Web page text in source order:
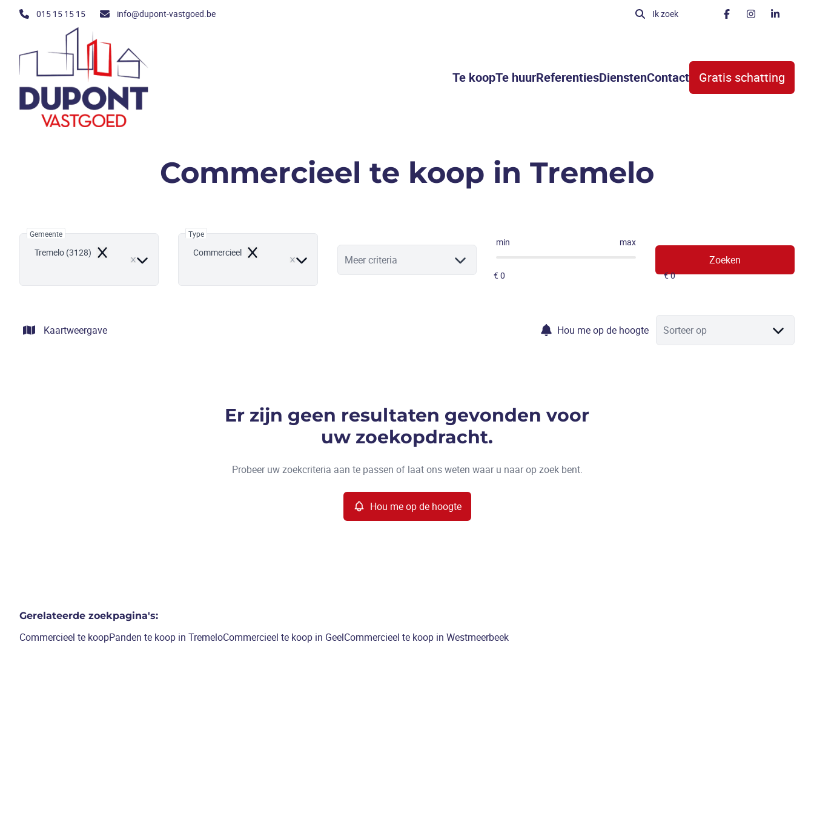
Ga naar hoofdinhoud
015 15 15 15 info@dupont-vastgoed.be Ik zoek
Te koopTe huurReferentiesDienstenContact Gratis schatting
Commercieel te koop in Tremelo
Gemeente
Tremelo (3128) Remove
Type
Commercieel Remove Meer criteria
min max
Zoeken
Kaartweergave Hou me op de hoogte Sorteer op
Er zijn geen resultaten gevonden voor
uw zoekopdracht.
Probeer uw zoekcriteria aan te passen of laat ons weten waar u naar op zoek bent.
Hou me op de hoogte
Gerelateerde zoekpagina's:
Commercieel te koopPanden te koop in TremeloCommercieel te koop in GeelCommercieel te koop in Westmeerbeek